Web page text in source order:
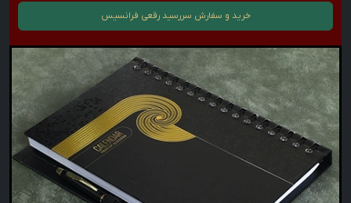
خرید و سفارش سررسید رقعی فرانسیس